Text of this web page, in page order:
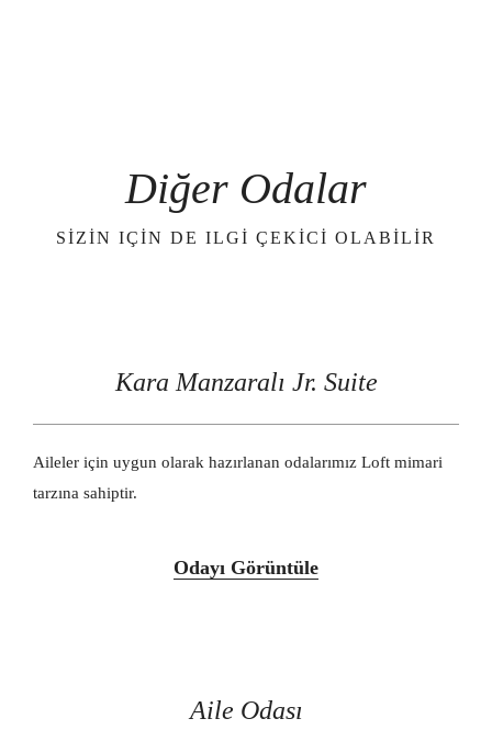
Diğer Odalar
SIZIN IÇIN DE ILGI ÇEKICI OLABILIR
Kara Manzaralı Jr. Suite
Aileler için uygun olarak hazırlanan odalarımız Loft mimari
tarzına sahiptir.
Odayı Görüntüle
Aile Odası